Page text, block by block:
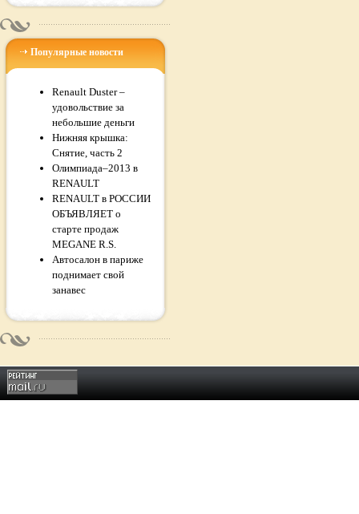
Популярные новости
Renault Duster –
удовольствие за
небольшие деньги
Нижняя крышка:
Снятие, часть 2
Олимпиада–2013 в
RENAULT
RENAULT в РОССИИ
ОБЪЯВЛЯЕТ о
старте продаж
MEGANE R.S.
Автосалон в париже
поднимает свой
занавес